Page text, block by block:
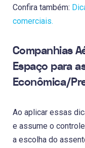
Confira também:
comerciais.
Companhias
Espaço para
Econômica/
Ao aplicar essas
e assume o
a escolha do